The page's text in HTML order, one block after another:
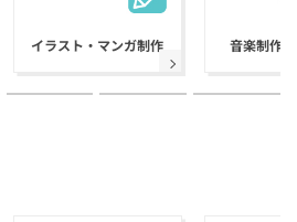
イラスト・マンガ制作 音楽制作